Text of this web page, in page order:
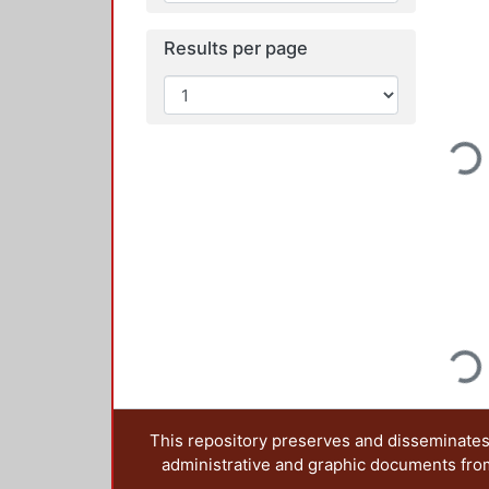
Results per page
This repository preserves and
administrative and graphic documents